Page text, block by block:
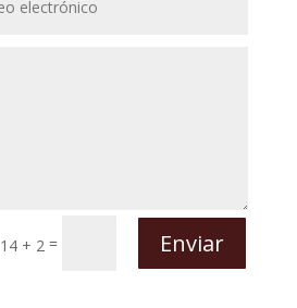
14 + 2 = Enviar